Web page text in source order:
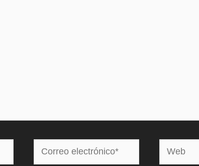
Correo
electrónico*
Web